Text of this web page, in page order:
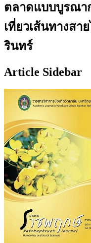
ตลาดแบบบูรณา
เที่ยวเส้นทางส
รินทร์
Article Sidebar